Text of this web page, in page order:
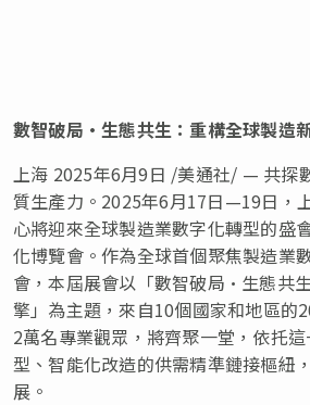
數智破局•生態共生：重構全球製造
上海 2025年6月9日 /美通社/ — 共探
質生產力。2025年6月17日—19日，
心將迎來全球製造業數字化轉型的盛
化博覽會。作為全球首個聚焦製造業
會，本屆展會以「數智破局•生態共
擎」為主題，來自10個國家和地區的
2萬名專業觀眾，將齊聚一堂，依托
型、智能化改造的供需精準鏈接樞紐
展。